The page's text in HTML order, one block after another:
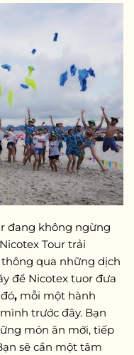
đang không ngừng
Tour trải
qua những dịch
để Nicotex tuor đưa
, mỗi một hành
trước đây. Bạn
món ăn mới, tiếp
sẽ cần một tâm